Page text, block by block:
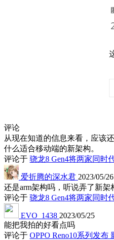
评论
从现在知道的信息来看，应该
什么适合移动端的新架构。
评论于 骁龙8 Gen4将两家同时
爱折腾的深水君 2023/05/26
还是arm架构吗，听说弄了新架
评论于 骁龙8 Gen4将两家同时
EVO_1438 2023/05/25
能把我拍的好看点吗
评论于 OPPO Reno10系列发布